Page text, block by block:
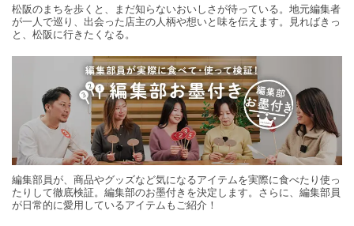
松阪のまちを歩くと、まだ知らないおいしさが待っている。地元編集者
が一人で巡り、出会った店主の人柄や想いと味を伝えます。見ればきっ
と、松阪に行きたくなる。
編集部員が、商品やグッズなど気になるアイテムを実際に食べたり使っ
たりして徹底検証。編集部のお墨付きを決定します。さらに、編集部員
が日常的に愛用しているアイテムもご紹介！